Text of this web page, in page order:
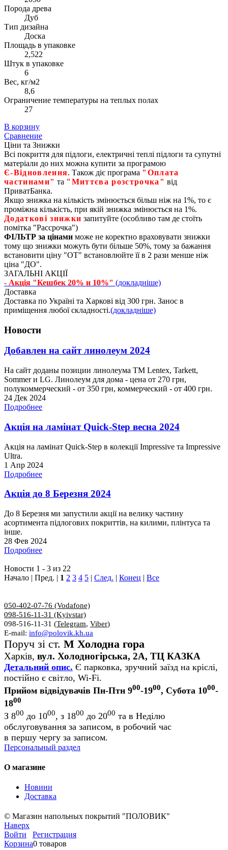
Порода древа
Дуб
Тип дизайна
Доска
Площадь в упаковке
2,522
Штук в упаковке
6
Вес, кг/м2
8,6
Ограничение температуры на теплых полах
27
В корзину
Сравнение
Ціни та Знижки
Всі покриття для підлоги, електричні теплі підлоги та супутні
матеріали до них можна купити за програмою
Є‑Відновлення. Також діє програма "Оплата
частинами" та "Миттєва розстрочка" від
ПриватБанка.
Якщо знижка на кількість змінюється більш ніж на 1%, то є
проміжна кількість, при якій знижка змінюється на 1%.
Додаткові знижки запитуйте (особливо там де стоїть
помітка "Рассрочка")
ФІЛЬТР за цінами може не коректно враховувати знижки
тому що знижки можуть бути більше 50%, тому за бажання
встановити ціну "ОТ" встановлюйте її в 2 рази менше ніж
ціна "ДО".
ЗАГАЛЬНІ АКЦІЇ
- Акція "Кешбек 20% и 10%" (докладніше)
Доставка
Доставка по Україні та Харкові від 300 грн. Занос в
приміщення любої складності.(докладніше)
Новости
Добавлен на сайт линолеум 2024
На сайт доданы позиции линолеума ТМ Lentex, Tarkett,
Sommer и LG. Линолеум для дома - цена от 270 грн,
полукоммерческий - от 350 грн, коммерческий - от 400 грн.
24 Дек 2024
Подробнее
Акція на ламінат Quick-Step весна 2024
Акція на ламінат Quick-Step в колекції Impressive та Impressive
Ultra.
1 Апр 2024
Подробнее
Акція до 8 Березня 2024
До 8 Березня ми запустили акції на велику частину
асортимента підлогових покриттів, на килими, плінтуса та
інше.
28 Фев 2024
Подробнее
Новости 1 - 3 из 22
Начало | Пред. | 1 2 3 4 5 | След. | Конец | Все
050-402-07-76 (Vodafone)
098-516-11-31 (Kyivstar)
098-516-11-31 (Telegram, Viber)
E-mail: info@polovik.kh.ua
Поруч зі ст. М Холодна гора
Харків, вул. Холодногірська, 2А, ТЦ КАЗКА
Детальний опис. Є парковка, зручний заїзд на кріслі,
постійно є світло, Wi-Fi.
Прийом відвідувачів Пн-Птн 900-1900, Субота 1000-
1800
З 800 до 1000, з 1800 до 2000 та в Неділю
обслуговування за записом, в робочий час
в першу чергу за записом.
Персональный раздел
О магазине
Новини
Доставка
© Магазин напольных покрытий "ПОЛОВИК"
Наверх
Войти
Регистрация
Корзина0 товаров